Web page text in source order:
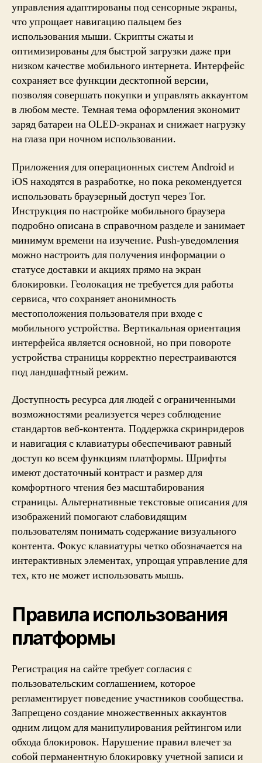
управления адаптированы под сенсорные экраны,
что упрощает навигацию пальцем без
использования мыши. Скрипты сжаты и
оптимизированы для быстрой загрузки даже при
низком качестве мобильного интернета. Интерфейс
сохраняет все функции десктопной версии,
позволяя совершать покупки и управлять аккаунтом
в любом месте. Темная тема оформления экономит
заряд батареи на OLED-экранах и снижает нагрузку
на глаза при ночном использовании.
Приложения для операционных систем Android и
iOS находятся в разработке, но пока рекомендуется
использовать браузерный доступ через Tor.
Инструкция по настройке мобильного браузера
подробно описана в справочном разделе и занимает
минимум времени на изучение. Push-уведомления
можно настроить для получения информации о
статусе доставки и акциях прямо на экран
блокировки. Геолокация не требуется для работы
сервиса, что сохраняет анонимность
местоположения пользователя при входе с
мобильного устройства. Вертикальная ориентация
интерфейса является основной, но при повороте
устройства страницы корректно перестраиваются
под ландшафтный режим.
Доступность ресурса для людей с ограниченными
возможностями реализуется через соблюдение
стандартов веб-контента. Поддержка скринридеров
и навигация с клавиатуры обеспечивают равный
доступ ко всем функциям платформы. Шрифты
имеют достаточный контраст и размер для
комфортного чтения без масштабирования
страницы. Альтернативные текстовые описания для
изображений помогают слабовидящим
пользователям понимать содержание визуального
контента. Фокус клавиатуры четко обозначается на
интерактивных элементах, упрощая управление для
тех, кто не может использовать мышь.
Правила использования
платформы
Регистрация на сайте требует согласия с
пользовательским соглашением, которое
регламентирует поведение участников сообщества.
Запрещено создание множественных аккаунтов
одним лицом для манипулирования рейтингом или
обхода блокировок. Нарушение правил влечет за
собой перманентную блокировку учетной записи и